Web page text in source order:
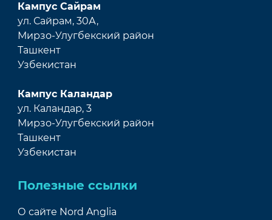
Кампус Сайрам
ул. Сайрам, 30А,
Мирзо-Улугбекский район
Ташкент
Узбекистан
Кампус Каландар
ул. Каландар, 3
Мирзо-Улугбекский район
Ташкент
Узбекистан
Полезные ссылки
О сайте Nord Anglia